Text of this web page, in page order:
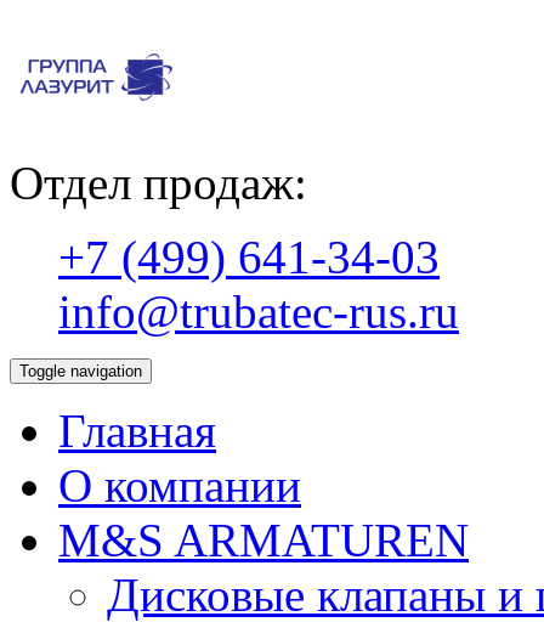
Отдел продаж:
+7 (499) 641-34-03
info@trubatec-rus.ru
Toggle navigation
Главная
О компании
М&S ARMATUREN
Дисковые клапаны